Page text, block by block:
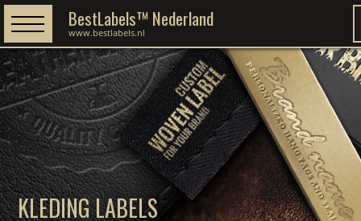
KLEDING LABELS
BestLabels™ Nederland
www.bestlabels.nl